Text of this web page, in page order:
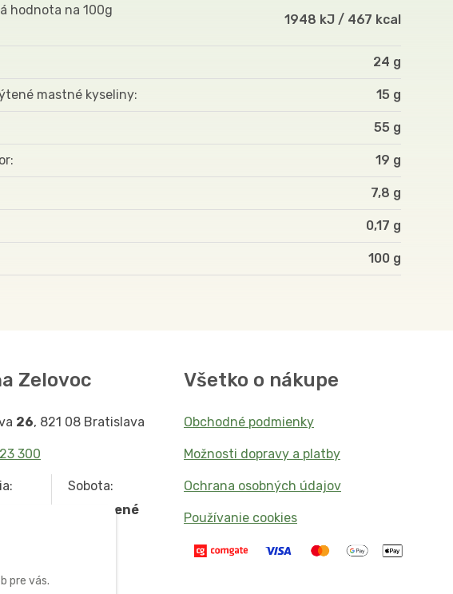
pre vás.
hodnota na 100g
1948 kJ / 467 kcal
24 g
mastné kyseliny 15 g
55 g
19 g
7,8 g
0,17 g
100
Zelovoc
26, 821 08 Bratislava
300
Sobota:
Zatvorené
Všetko o nákupe
Obchodné podmienky
Možnosti dopravy a platby
Ochrana osobných údajov
Používanie cookies